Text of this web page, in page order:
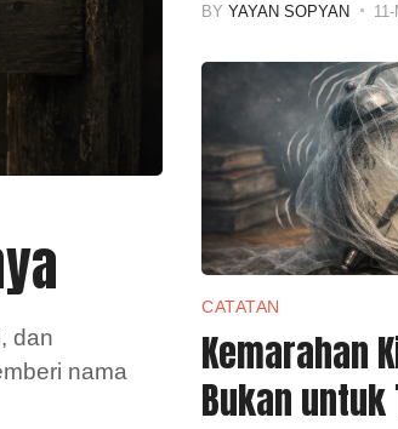
dan
nama
BY YAYAN SOPYAN
CATATAN
Kemarahan
Bukan untuk